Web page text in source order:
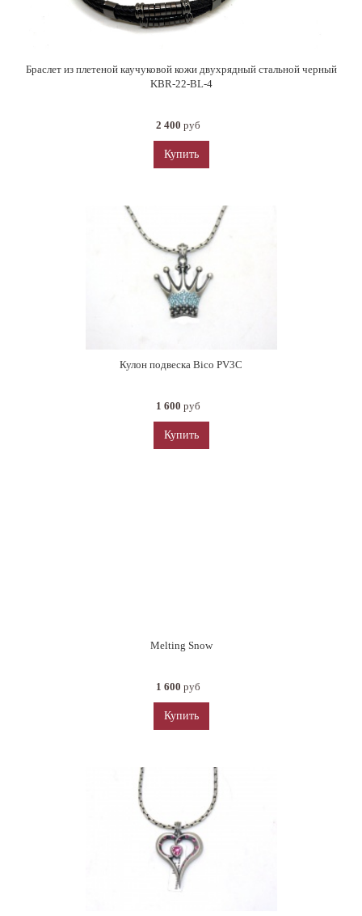
Браслет из плетеной каучуковой кожи двухрядный стальной черный
KBR-22-BL-4
2 400 руб
Купить
Кулон подвеска Bico PV3C
1 600 руб
Купить
Melting Snow
1 600 руб
Купить